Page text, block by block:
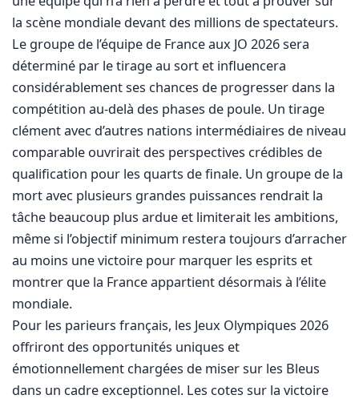
la scène mondiale devant des millions de spectateurs.
Le groupe de l’équipe de France aux JO 2026 sera
déterminé par le tirage au sort et influencera
considérablement ses chances de progresser dans la
compétition au-delà des phases de poule. Un tirage
clément avec d’autres nations intermédiaires de niveau
comparable ouvrirait des perspectives crédibles de
qualification pour les quarts de finale. Un groupe de la
mort avec plusieurs grandes puissances rendrait la
tâche beaucoup plus ardue et limiterait les ambitions,
même si l’objectif minimum restera toujours d’arracher
au moins une victoire pour marquer les esprits et
montrer que la France appartient désormais à l’élite
mondiale.
Pour les parieurs français, les Jeux Olympiques 2026
offriront des opportunités uniques et
émotionnellement chargées de miser sur les Bleus
dans un cadre exceptionnel. Les cotes sur la victoire